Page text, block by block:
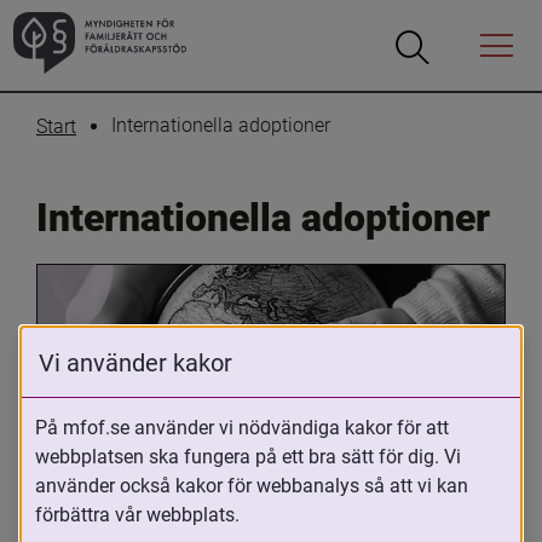
Öppna
Öppna
Menyn
Start Internationella adoptioner
Internationella adoptioner
Oavsett om du är adopterad,
adoptivförälder eller arbetar med
Vi använder kakor
På mfof.se använder vi nödvändiga kakor för att
webbplatsen ska fungera på ett bra sätt för dig. Vi
använder också kakor för webbanalys så att vi kan
förbättra vår webbplats.